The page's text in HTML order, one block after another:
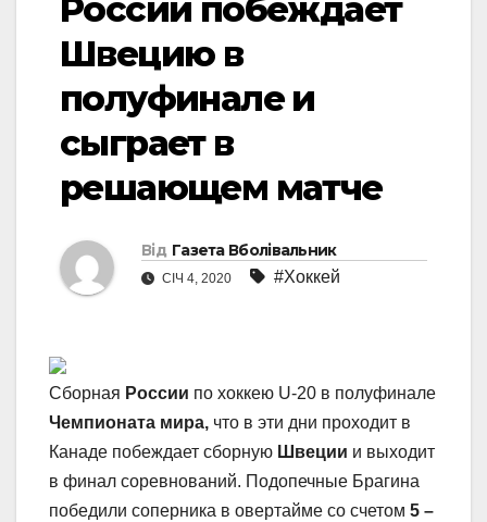
России побеждает
Швецию в
полуфинале и
сыграет в
решающем матче
Від Газета Вболівальник
СІЧ 4, 2020 #Хоккей
Сборная России по хоккею U-20 в полуфинале
Чемпионата мира, что в эти дни проходит в
Канаде побеждает сборную Швеции и выходит
в финал соревнований. Подопечные Брагина
победили соперника в овертайме со счетом 5 –